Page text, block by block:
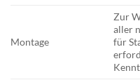
Montage
Zur
aller
für